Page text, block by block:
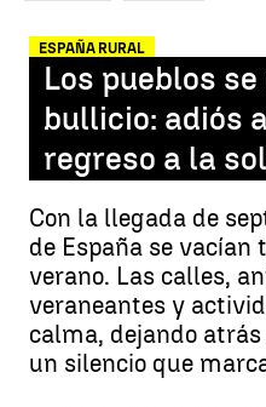
ESPAÑA RURAL
Los pueblos
bullicio: adiós
regreso a la
Con la llegada de
de España se
verano. Las calles,
veraneantes y
calma, dejando
un silencio que